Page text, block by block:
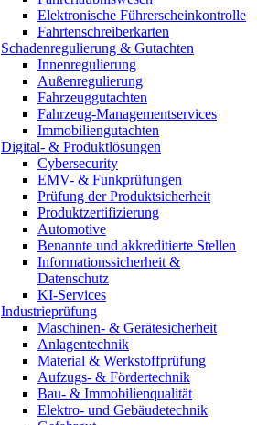
Elektronische Führerscheinkontrolle
Fahrtenschreiberkarten
Schadenregulierung & Gutachten
Innenregulierung
Außenregulierung
Fahrzeuggutachten
Fahrzeug-Managementservices
Immobiliengutachten
Digital- & Produktlösungen
Cybersecurity
EMV- & Funkprüfungen
Prüfung der Produktsicherheit
Produktzertifizierung
Automotive
Benannte und akkreditierte Stellen
Informationssicherheit &
Datenschutz
KI-Services
Industrieprüfung
Maschinen- & Gerätesicherheit
Anlagentechnik
Material & Werkstoffprüfung
Aufzugs- & Fördertechnik
Bau- & Immobilienqualität
Elektro- und Gebäudetechnik